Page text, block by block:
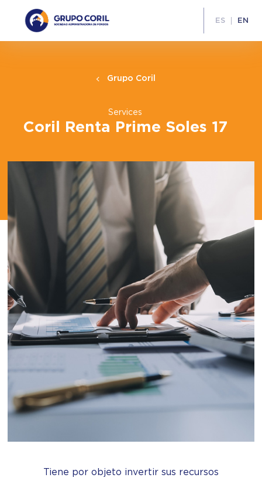
ES EN
Grupo Coril
Services
Coril Renta Prime Soles 17
Tiene por objeto invertir sus recursos